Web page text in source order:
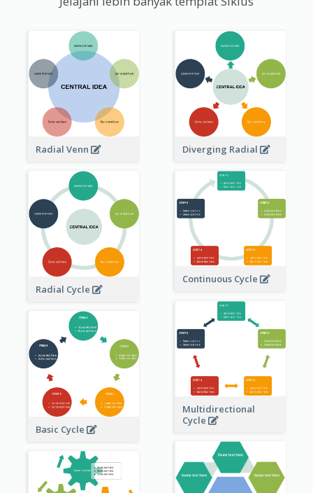
Radial Venn Diverging Radial
Radial Cycle
Continuous Cycle
Multidirectional
Cycle
Basic Cycle